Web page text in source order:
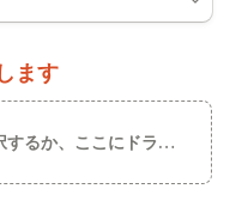
ます
るか、ここにドラッグして